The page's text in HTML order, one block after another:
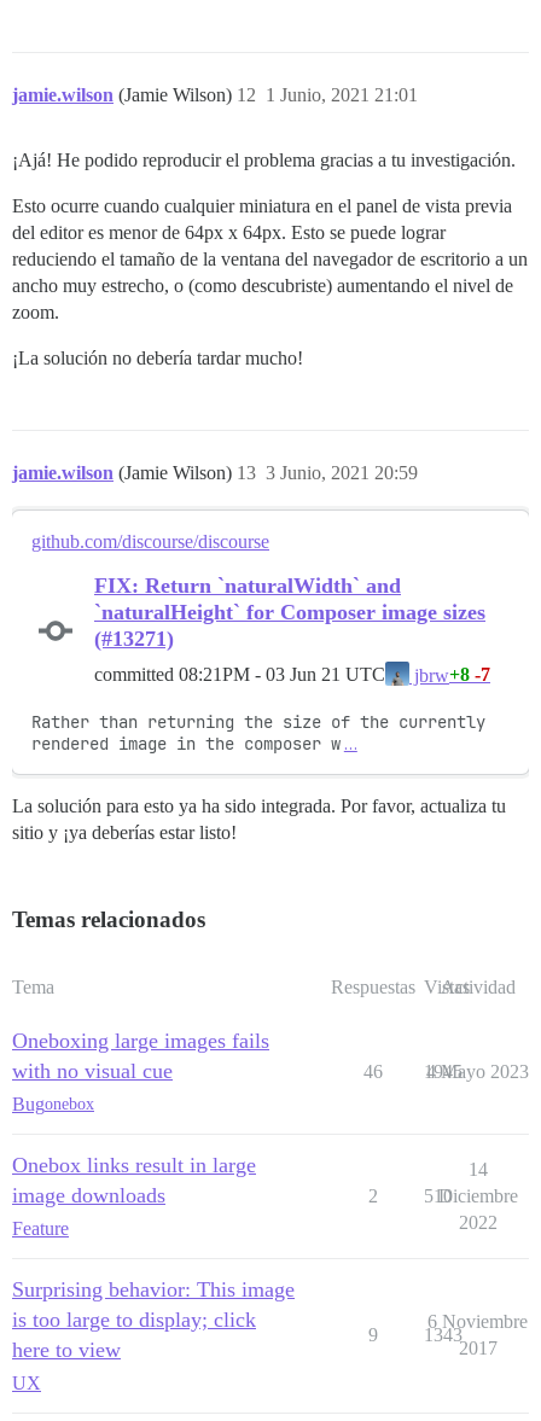
jamie.wilson (Jamie Wilson) 1 Junio, 2021 21:01
12
¡Ajá! He podido reproducir el problema gracias a tu investigación.
Esto ocurre cuando cualquier miniatura en el panel de vista previa
del editor es menor de 64px x 64px. Esto se puede lograr
reduciendo el tamaño de la ventana del navegador de escritorio a un
ancho muy estrecho, o (como descubriste) aumentando el nivel de
zoom.
¡La solución no debería tardar mucho!
jamie.wilson (Jamie Wilson) 3 Junio, 2021 20:59
13
github.com/discourse/discourse
FIX: Return `naturalWidth` and
`naturalHeight` for Composer image sizes
(#13271)
committed 08:21PM - 03 Jun 21 UTC jbrw+8 -7
Rather than returning the size of the currently
rendered image in the composer w …
La solución para esto ya ha sido integrada. Por favor, actualiza tu
sitio y ¡ya deberías estar listo!
Temas relacionados
Tema Respuestas Vistas
Actividad
Oneboxing large images fails
with no visual cue
Bugonebox
46 1945
4 Mayo 2023
Onebox links result in large
image downloads
Feature
2 510
14
Diciembre
2022
Surprising behavior: This image
is too large to display; click
here to view
UX
9 1343
6 Noviembre
2017